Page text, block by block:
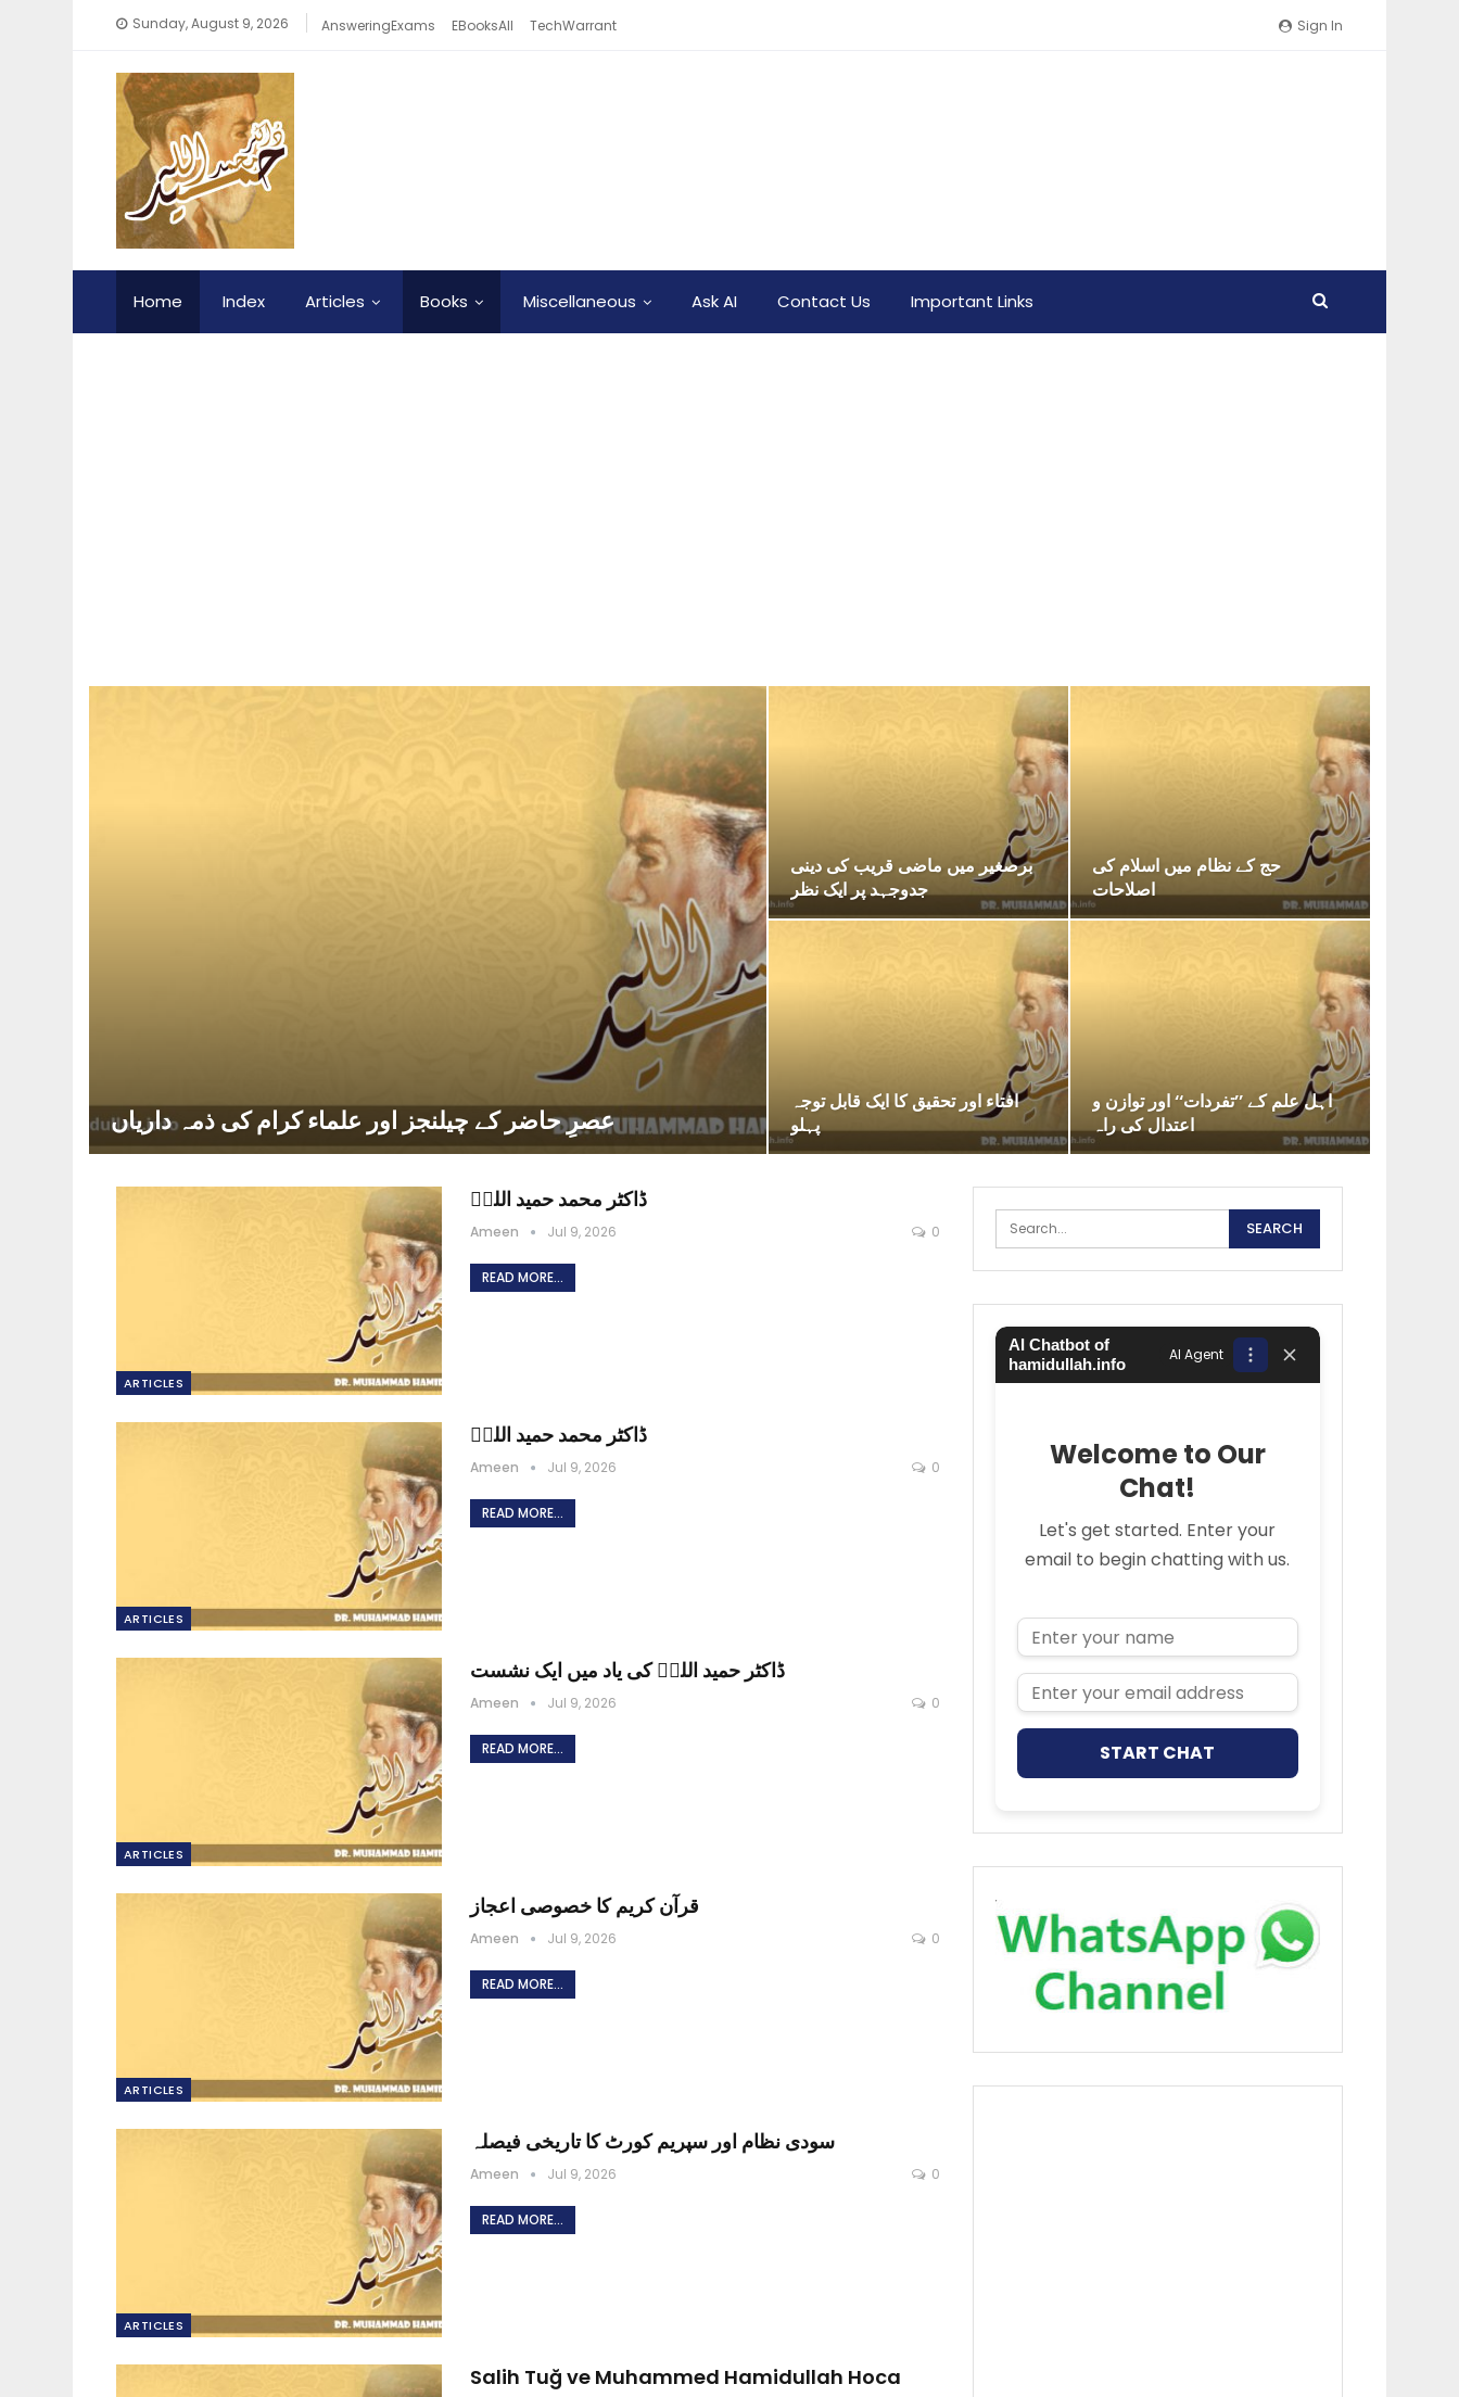
Sign In
Sunday, August 9, 2026 AnsweringExams EBooksAll TechWarrant
Home Index Articles Books Miscellaneous Ask AI Contact Us Important Links
عصرِ حاضر کے چیلنجز اور علماء کرام کی ذمہ داریاں
برصغیر میں ماضی قریب کی دینی
جدوجہد پر ایک نظر
حج کے نظام میں اسلام کی
اصلاحات
افتاء اور تحقیق کا ایک قابل توجہ
پہلو
اہل علم کے ’’تفردات‘‘ اور توازن و
اعتدال کی راہ
ARTICLES
ڈاکٹر محمد حمید اللہؒ
Ameen Jul 9, 2026 0
READ MORE...
ARTICLES
ڈاکٹر محمد حمید اللہؒ
Ameen Jul 9, 2026 0
READ MORE...
ARTICLES
ڈاکٹر حمید اللہؒ کی یاد میں ایک نشست
Ameen Jul 9, 2026 0
READ MORE...
ARTICLES
قرآن کریم کا خصوصی اعجاز
Ameen Jul 9, 2026 0
READ MORE...
ARTICLES
سودی نظام اور سپریم کورٹ کا تاریخی فیصلہ
Ameen Jul 9, 2026 0
READ MORE...
Salih Tuğ ve Muhammed Hamidullah Hoca
AI Chatbot of
hamidullah.info
AI Agent
Welcome to Our
Chat!
Let's get started. Enter your
email to begin chatting with us.
Name
Email Address
START CHAT